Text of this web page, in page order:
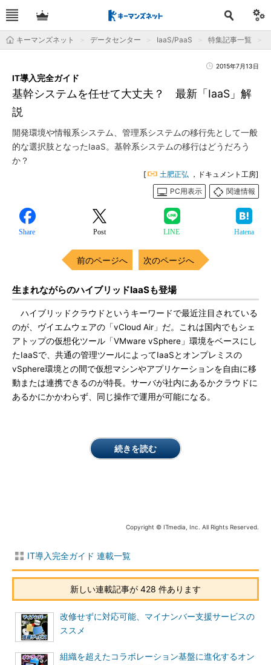
キーマンズネット データセンター IaaS/PaaS 特集記事一覧
2015年7月13日
基幹システムを任せて大丈夫？ 最新「IaaS」解
説
IT導入完全ガイド
開発環境や情報系システム、管理系システムの移行先として一般
的な選択肢となったIaaS。基幹系システムの移行はどうだろう
か？
[ 土肥正弘 ，ドキュメント工房]
PC用表示
関連情報
Share Post LINE Hatena
前のページへ 次のページへ
生まれながらのハイブリッドIaaSも登場
ハイブリッドクラウドというキーワードで最近注目されている
のが、ヴイエムウェアの「vCloud Air」だ。これは国内でもシェ
アトップの仮想化ツール「VMware vSphere」環境をベースにし
たIaaSで、共通の管理ツールによってIaaSとオンプレミスの
vSphere環境との間で仮想マシンやアプリケーションを自由に移
動または連携できるのが特長。サーバが社内にあるかクラウドに
あるかにかかわらず、同じ操作で運用が可能になる。
続きを読む
Copyright © ITmedia, Inc. All Rights Reserved.
IT導入完全ガイド 連載一覧
新しい連載記事が 428 件あります
改修せずに対応可能、マイナンバー支援サービスの
ススメ
組織を超えたコラボレーション基盤に進化するオン